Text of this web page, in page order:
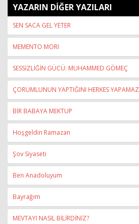
YAZARIN DİĞER YAZILARI
SEN SACA GEL YETER
MEMENTO MORI
SESSİZLİĞİN GÜCÜ: MUHAMMED GÖMEÇ
ÇORUMLUNUN YAPTIĞINI HERKES YAPAMAZ
BİR BABAYA MEKTUP
Hoşgeldin Ramazan
Şov Siyaseti
Ben Anadoluyum
Bayrağım
MEVTAYI NASIL BİLİRDİNİZ?